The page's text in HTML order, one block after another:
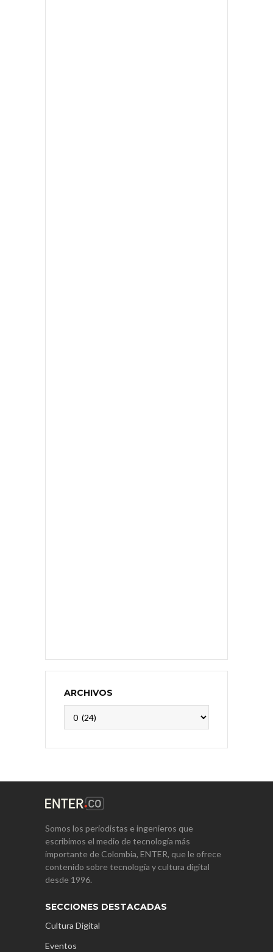
ARCHIVOS
Somos los periodistas e ingenieros que
escribimos el medio de tecnología más
importante de Colombia, ENTER, que le ofrece
contenido sobre tecnología y cultura digital
desde 1996.
SECCIONES DESTACADAS
Cultura Digital
Eventos